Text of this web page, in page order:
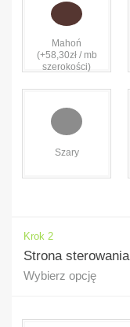
Mahoń
(+58,30zł / mb
szerokości)
Szary
Krok 2
Strona sterowania
Wybierz opcję